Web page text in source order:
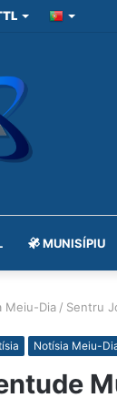
MUNISÍPIU
Meiu-Dia / Sentru
Notísia Meiu-